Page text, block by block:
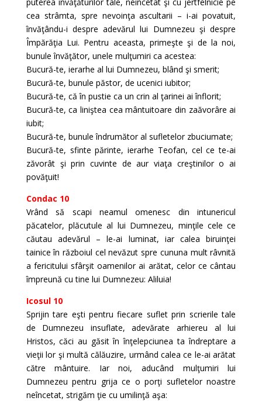
cea strâmta, spre nevoinţa ascultarii – i-ai povatuit,
învăţându-i despre adevărul lui Dumnezeu şi despre
Împărăţia Lui. Pentru aceasta, primeşte şi de la noi,
bunule învăţător, unele mulţumiri ca acestea:
Bucură-te, ierarhe al lui Dumnezeu, blând şi smerit;
Bucură-te, bunule păstor, de ucenici iubitor;
Bucură-te, că în pustie ca un crin al ţarinei ai înflorit;
Bucură-te, ca liniştea cea mântuitoare din zaăvorâre ai
iubit;
Bucură-te, bunule îndrumător al sufletelor zbuciumate;
Bucură-te, sfinte părinte, ierarhe Teofan, cel ce te-ai
zăvorât şi prin cuvinte de aur viaţa creştinilor o ai
povăţuit!
Condac 10
Vrând să scapi neamul omenesc din intunericul
păcatelor, plăcutule al lui Dumnezeu, minţile cele ce
căutau adevărul – le-ai luminat, iar calea biruinţei
tainice în războiul cel nevăzut spre cununa mult râvnită
a fericitului sfârşit oamenilor ai arătat, celor ce cântau
împreună cu tine lui Dumnezeu: Aliluia!
Icosul 10
Sprijin tare eşti pentru fiecare suflet prin scrierile tale
de Dumnezeu insuflate, adevărate arhiereu al lui
Hristos, căci au găsit în înţelepciunea ta îndreptare a
vieţii lor şi multă călăuzire, urmând calea ce le-ai arătat
către mântuire. Iar noi, aducând mulţumiri lui
Dumnezeu pentru grija ce o porţi sufletelor noastre
neîncetat, strigăm ţie cu umilinţă aşa: